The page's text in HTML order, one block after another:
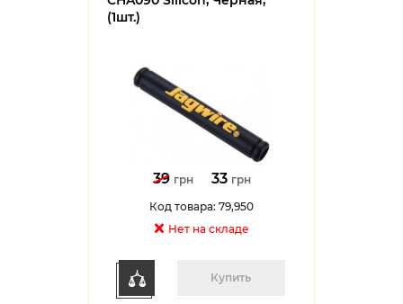
(1шт.)
39 грн 33 грн
Код товара: 79,950
Нет на cкладе
Купить